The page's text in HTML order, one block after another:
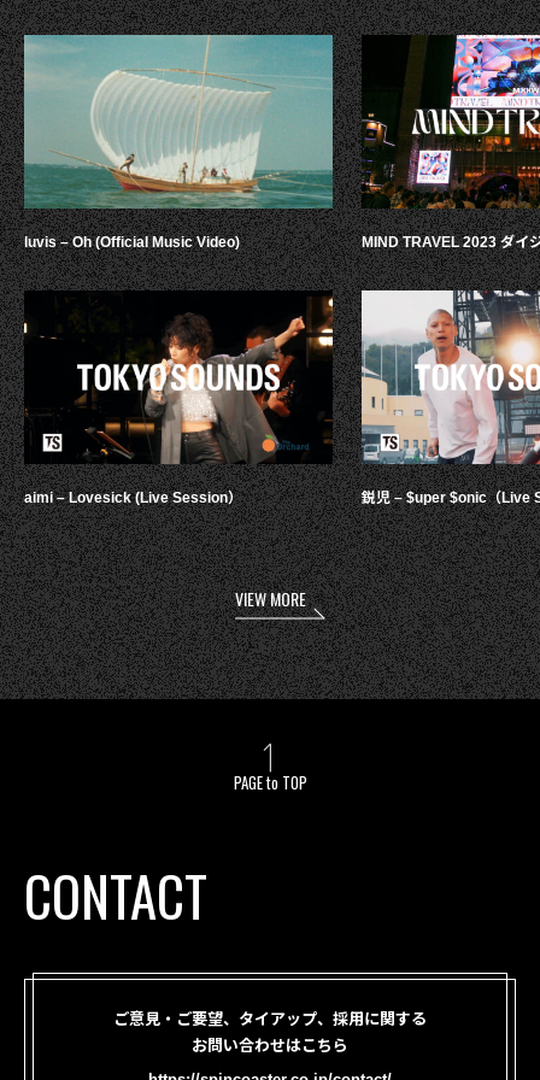
luvis – Oh (Official Music Video)
aimi – Lovesick (Live Session）
MIND TRAVEL 2023 ダイ
鋭児 – $uper $onic（Live
VIEW MORE
PAGE to TOP
CONTACT
ご意見・ご要望、タイアップ、採用に関する
お問い合わせはこちら